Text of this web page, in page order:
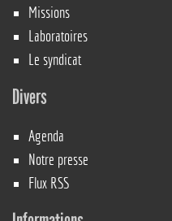
Missions
Laboratoires
Le syndicat
Divers
Agenda
Notre presse
Flux RSS